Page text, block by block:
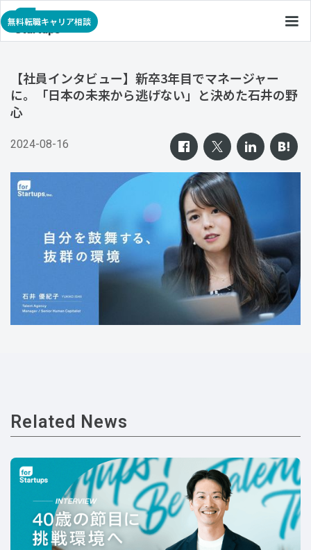
無料転職キャリア相談
【社員インタビュー】新卒3年目でマネージャー
に。「日本の未来から逃げない」と決めた石井の野
心
2024-08-16
Related News